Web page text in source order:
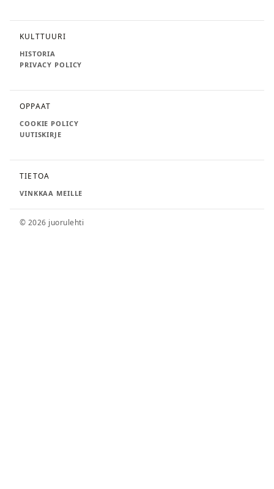
KULTTUURI
HISTORIA
PRIVACY POLICY
OPPAAT
COOKIE POLICY
UUTISKIRJE
TIETOA
VINKKAA MEILLE
© 2026 juorulehti